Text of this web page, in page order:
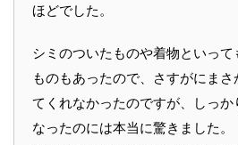
ほどでした。
シミのついたものや着物といっ
ものもあったので、さすがにま
てくれなかったのですが、しっ
なったのには本当に驚きました。